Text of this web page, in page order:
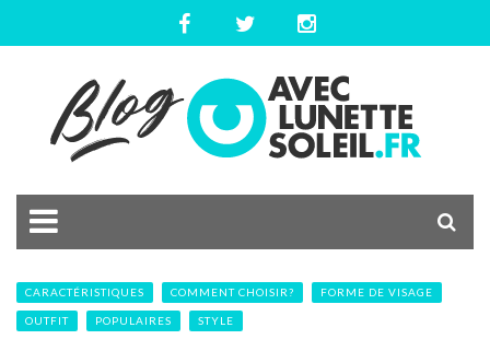
CARACTÉRISTIQUES COMMENT CHOISIR? FORME DE VISAGE
OUTFIT POPULAIRES STYLE